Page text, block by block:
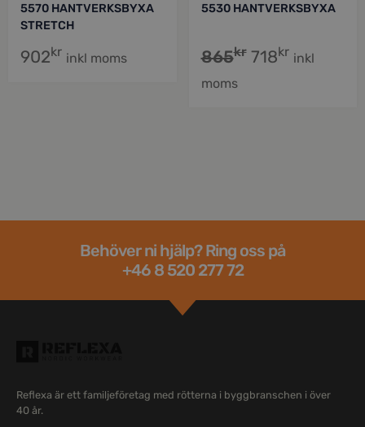
5570 HANTVERKSBYXA
STRETCH
902kr inkl moms
5530 HANTVERKSBYXA
865kr 718kr inkl
moms
Behöver ni hjälp? Ring oss på
+46 8 520 277 72
Reflexa är ett familjeföretag med rötterna i byggbranschen i över
40 år.